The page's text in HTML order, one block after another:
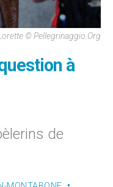
© Pellegrinaggio.org
à
de